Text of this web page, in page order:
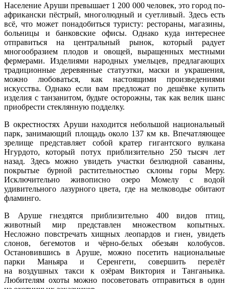
Население Аруши превышает 1 200 000 человек, это город по-
африкански пёстрый, многолюдный и суетливый. Здесь есть
всё, что может понадобиться туристу: рестораны, магазины,
больницы и банковские офисы. Однако куда интереснее
отправиться на центральный рынок, который радует
многообразием плодов и овощей, выращенных местными
фермерами. Изделиями народных умельцев, предлагающих
традиционные деревянные статуэтки, маски и украшения,
можно любоваться, как настоящими произведениями
искусства. Однако если вам предложат по дешёвке купить
изделия с танзанитом, будьте осторожны, так как велик шанс
приобрести стеклянную подделку.
В окрестностях Аруши находится небольшой национальный
парк, занимающий площадь около 137 км кв. Впечатляющее
зрелище представляет собой кратер гигантского вулкана
Нгурдото, который потух приблизительно 250 тысяч лет
назад. Здесь можно увидеть участки безлюдной саванны,
покрытые бурной растительностью склоны горы Меру.
Исключительно живописно озеро Момелу с водой
удивительного лазурного цвета, где на мелководье обитают
фламинго.
В Аруше гнездятся приблизительно 400 видов птиц,
животный мир представлен множеством копытных.
Несложно повстречать хищных леопардов и гиен, увидеть
слонов, бегемотов и чёрно-белых обезьян колобусов.
Остановившись в Аруше, можно посетить национальные
парки Маньяра и Серенгети, совершить перелёт
на воздушных такси к озёрам Виктория и Танганьика.
Любителям охоты можно посоветовать отправиться в один